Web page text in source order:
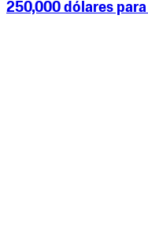
250,000 dólares